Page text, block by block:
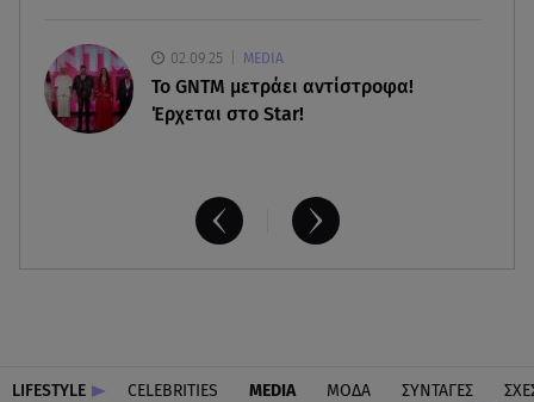
02.09.25 MEDIA
Το GNTM μετράει αντίστροφα!
Έρχεται στο Star!
LIFESTYLE CELEBRITIES MEDIA ΜΟΔΑ ΣΥΝΤΑΓΕΣ